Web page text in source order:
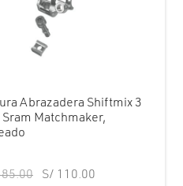
Abrazadera Shiftmix 3
Sram Matchmaker,
El precio
S/ 110.00